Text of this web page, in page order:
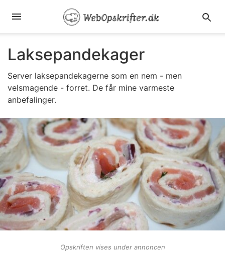
Laksepandekager
Server laksepandekagerne som en nem - men
velsmagende - forret. De får mine varmeste
anbefalinger.
Opskriften vises under annoncen